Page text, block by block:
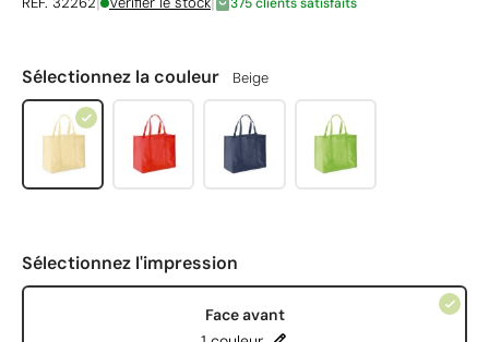
Sélectionnez la couleur Beige
Sélectionnez l'impression
Face avant